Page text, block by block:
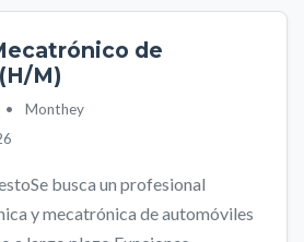
de
M)
•
Monthey
busca un profesional
y mecatrónica de automóviles